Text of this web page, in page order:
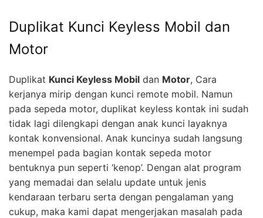
Duplikat Kunci Keyless Mobil dan
Motor
Duplikat Kunci Keyless Mobil dan Motor, Cara
kerjanya mirip dengan kunci remote mobil. Namun
pada sepeda motor, duplikat keyless kontak ini sudah
tidak lagi dilengkapi dengan anak kunci layaknya
kontak konvensional. Anak kuncinya sudah langsung
menempel pada bagian kontak sepeda motor
bentuknya pun seperti ‘kenop’. Dengan alat program
yang memadai dan selalu update untuk jenis
kendaraan terbaru serta dengan pengalaman yang
cukup, maka kami dapat mengerjakan masalah pada